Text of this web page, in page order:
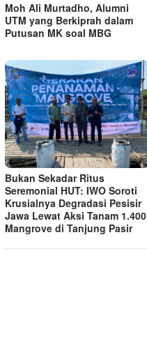
Moh Ali Murtadho, Alumni
UTM yang Berkiprah dalam
Putusan MK soal MBG
Bukan Sekadar Ritus
Seremonial HUT: IWO Soroti
Krusialnya Degradasi Pesisir
Jawa Lewat Aksi Tanam 1.400
Mangrove di Tanjung Pasir